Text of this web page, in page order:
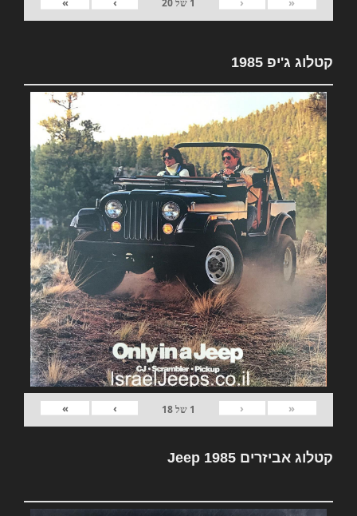
1 של20
קטלוג ג'יפ 1985
«
‹
1 של18
›
»
קטלוג אביזרים Jeep 1985